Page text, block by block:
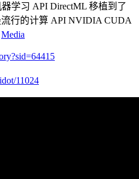
学习 API DirectML 移植到了
行的计算 API NVIDIA CUDA
Media
11024